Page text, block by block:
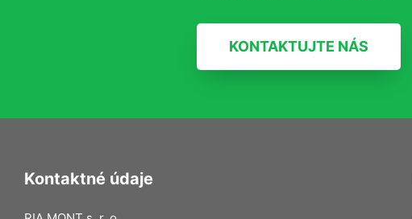
KONTAKTUJTE NÁS
Kontaktné údaje